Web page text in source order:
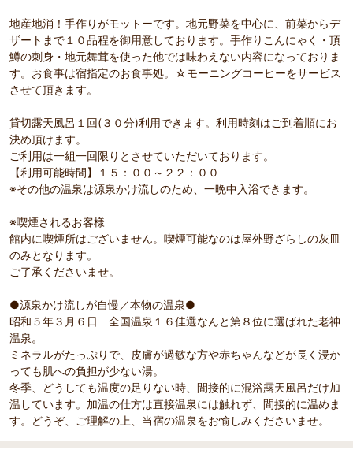
地産地消！手作りがモットーです。地元野菜を中心に、前菜からデ
ザートまで１０品程を御用意しております。手作りこんにゃく・頂
鱒の刺身・地元舞茸を使った他では味わえない内容になっておりま
す。お食事は宿指定のお食事処。☆モーニングコーヒーをサービス
させて頂きます。
貸切露天風呂１回(３０分)利用できます。利用時刻はご到着順にお
決め頂けます。
ご利用は一組一回限りとさせていただいております。
【利用可能時間】１５：００～２２：００
※その他の温泉は源泉かけ流しのため、一晩中入浴できます。
※喫煙されるお客様
館内に喫煙所はございません。喫煙可能なのは屋外野ざらしの灰皿
のみとなります。
ご了承くださいませ。
●源泉かけ流しが自慢／本物の温泉●
昭和５年３月６日 全国温泉１６佳選なんと第８位に選ばれた老神
温泉。
ミネラルがたっぷりで、皮膚が過敏な方や赤ちゃんなどが長く浸か
っても肌への負担が少ない湯。
冬季、どうしても温度の足りない時、間接的に混浴露天風呂だけ加
温しています。加温の仕方は直接温泉には触れず、間接的に温めま
す。どうぞ、ご理解の上、当宿の温泉をお愉しみくださいませ。